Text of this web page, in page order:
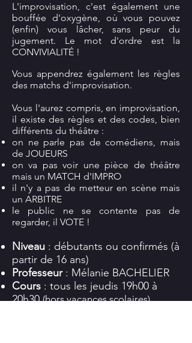
L'improvisation, c'est également une
bouffée d'oxygène, où vous pouvez
(enfin) vous lâcher, sans peur du
jugement. Le mot d'ordre est la
CONVIVIALITÉ !
Vous appendrez également les règles
des matchs d'improvisation.
Vous l'aurez compris, en improvisation,
il existe des règles et des codes, bien
différents du théâtre :
on ne parle pas de comédiens, mais
de JOUEURS
on va pas voir une pièce de théâtre
mais un MATCH d'IMPRO
il n'y a pas de metteur en scène mais
un ARBITRE
le public ne se contente pas de
regarder, il VOTE !
Niveau : débutants ou confirmés (à
partir de 16 ans)
Professeur: Mélanie BACHELIER
Cours : tous les jeudis 19h00 à
20h30(hors vacances scolaires)